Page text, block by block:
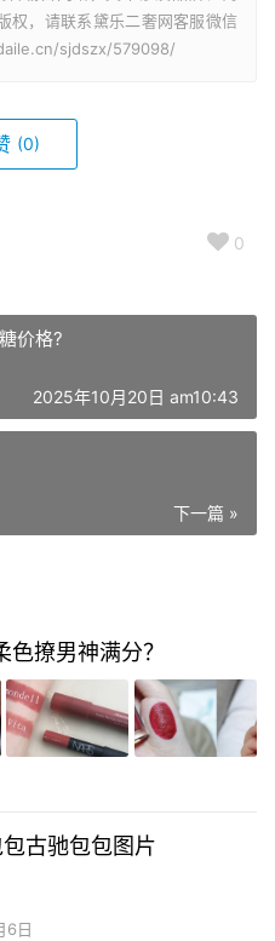
权，请联系黛乐二奢网客服微信
sjdszx/579098/
(0)
0
价格?
2025年10月20日 am10:43
下一篇 »
撩男神满分？
古驰包包图片
6日